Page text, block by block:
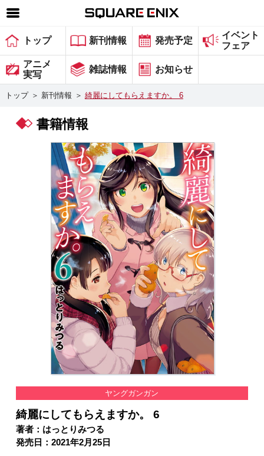
SQUARE ENIX 公式サイトメニュー
ゲーム
マガジン＆ブックス
グッズ
会社情報 採用情報
スクウェア・エニックス サイト内検索
トップ 新刊情報 発売予定
イベント
フェア
アニメ
実写
雑誌情報 お知らせ
トップ ＞ 新刊情報 ＞ 綺麗にしてもらえますか。 6
書籍情報
ヤングガンガン
綺麗にしてもらえますか。 6
著者：はっとりみつる
発売日：2021年2月25日